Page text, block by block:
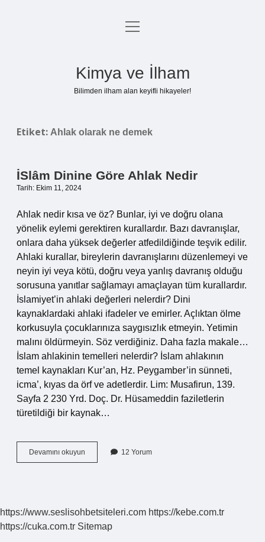
Anasayfa
menüyü
Kimya ve İlham
Bilimden ilham alan keyifli hikayeler!
Etiket: Ahlak olarak ne demek
İSlâm Dinine Göre Ahlak Nedir
Tarih: Ekim 11, 2024
Ahlak nedir kısa ve öz? Bunlar, iyi ve doğru olana
yönelik eylemi gerektiren kurallardır. Bazı davranışlar,
onlara daha yüksek değerler atfedildiğinde teşvik edilir.
Ahlaki kurallar, bireylerin davranışlarını düzenlemeyi ve
neyin iyi veya kötü, doğru veya yanlış davranış olduğu
sorusuna yanıtlar sağlamayı amaçlayan tüm kurallardır.
İslamiyet’in ahlaki değerleri nelerdir? Dini
kaynaklardaki ahlaki ifadeler ve emirler. Açlıktan ölme
korkusuyla çocuklarınıza saygısızlık etmeyin. Yetimin
malını öldürmeyin. Söz verdiğiniz. Daha fazla makale…
İslam ahlakinin temelleri nelerdir? İslam ahlakının
temel kaynakları Kur’an, Hz. Peygamber’in sünneti,
icma’, kıyas da örf ve adetlerdir. Lim: Musafirun, 139.
Sayfa 2 230 Yrd. Doç. Dr. Hüsameddin faziletlerin
türetildiği bir kaynak…
Devamını okuyun
Dinine
12 Yorum
https://www.seslisohbetsiteleri.com https://kebe.com.tr
https://cuka.com.tr Sitemap